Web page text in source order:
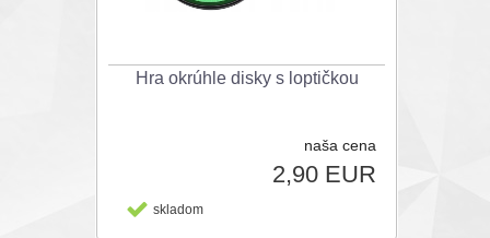
Hra okrúhle disky s loptičkou
naša cena
2,90 EUR
skladom